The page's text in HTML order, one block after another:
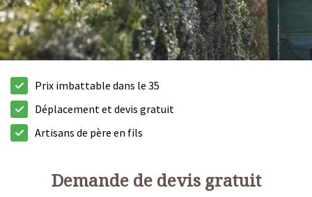
Prix imbattable dans le 35
Déplacement et devis gratuit
Artisans de père en fils
Demande de devis gratuit